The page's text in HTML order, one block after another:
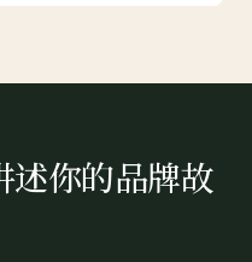
述你的品牌故